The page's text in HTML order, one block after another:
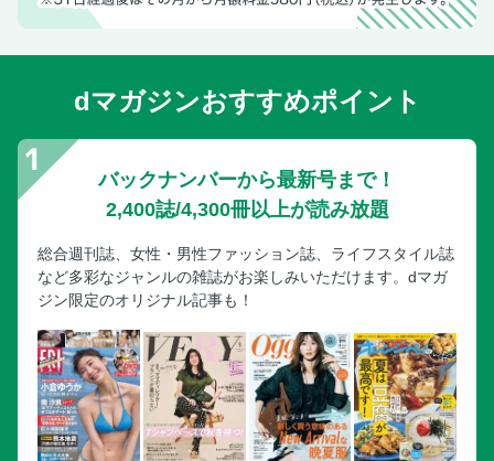
dマガジンおすすめポイント
バックナンバーから最新号まで！
2,400誌/4,300冊以上が読み放題
総合週刊誌、女性・男性ファッション誌、ライフスタイル誌
など多彩なジャンルの雑誌がお楽しみいただけます。dマガ
ジン限定のオリジナル記事も！